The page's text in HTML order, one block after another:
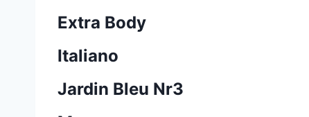
Extra Body
Italiano
Jardin Bleu Nr3